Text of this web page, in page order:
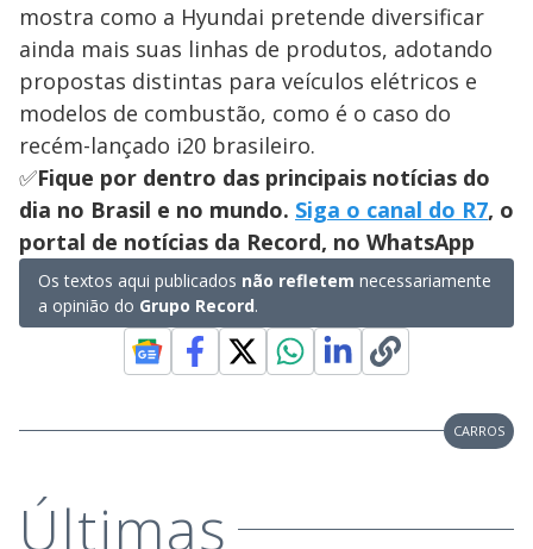
mostra como a Hyundai pretende diversificar
ainda mais suas linhas de produtos, adotando
propostas distintas para veículos elétricos e
modelos de combustão, como é o caso do
recém-lançado i20 brasileiro.
✅Fique por dentro das principais notícias do
dia no Brasil e no mundo. Siga o canal do R7, o
portal de notícias da Record, no WhatsApp
Os textos aqui publicados não refletem necessariamente
a opinião do Grupo Record.
CARROS
Últimas